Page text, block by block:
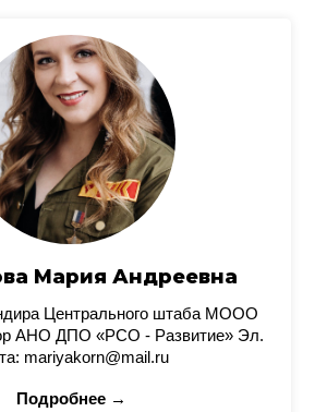
Мария Андреевна
Центрального штаба МООО
АНО ДПО «РСО - Развитие» Эл.
mariyakorn@mail.ru
Подробнее →